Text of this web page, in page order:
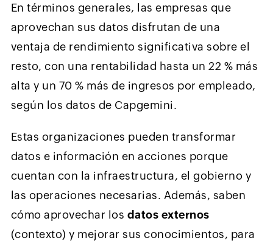
En términos generales, las empresas que
aprovechan sus datos disfrutan de una
ventaja de rendimiento significativa sobre el
resto, con una rentabilidad hasta un 22 % más
alta y un 70 % más de ingresos por empleado,
según los datos de Capgemini.
Estas organizaciones pueden transformar
datos e información en acciones porque
cuentan con la infraestructura, el gobierno y
las operaciones necesarias. Además, saben
cómo aprovechar los datos externos
(contexto) y mejorar sus conocimientos, para